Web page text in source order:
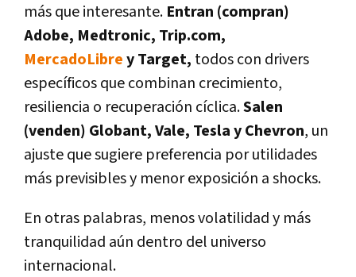
más que interesante. Entran (compran)
Adobe, Medtronic, Trip.com,
MercadoLibrey Target, todos con drivers
específicos que combinan crecimiento,
resiliencia o recuperación cíclica.Salen
(venden) Globant, Vale, Tesla y Chevron, un
ajuste que sugiere preferencia por utilidades
más previsibles y menor exposición a shocks.
En otras palabras, menos volatilidad y más
tranquilidad aún dentro del universo
internacional.